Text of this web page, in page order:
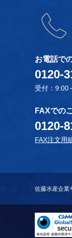
お電話で
0120-
受付：9:00
FAXでの
0120-
FAX注文用
佐藤水産企業